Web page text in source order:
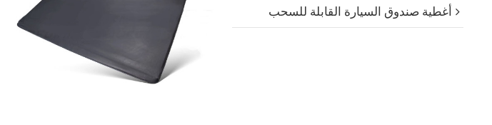
أغطية صندوق السيارة القابلة للسحب